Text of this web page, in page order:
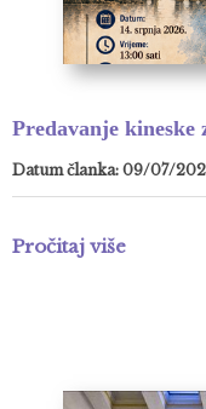
Predavanje kineske
Datum članka: 09/07/
Pročitaj više